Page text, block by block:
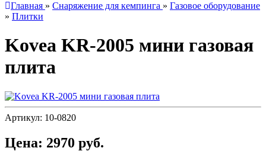
Главная » Снаряжение для кемпинга » Газовое оборудование
» Плитки
Kovea KR-2005 мини газовая
плита
Артикул: 10-0820
Цена: 2970 руб.